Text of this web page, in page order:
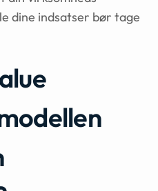
dine indsatser bør tage